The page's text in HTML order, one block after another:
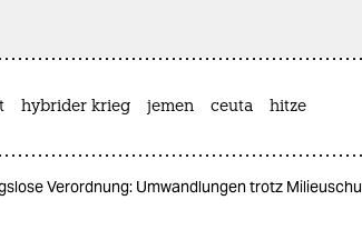
hybrider krieg jemen ceuta hitze
Verordnung: Umwandlungen trotz